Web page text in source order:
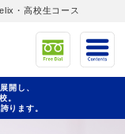
・高校生コース
開し、
。
ります。